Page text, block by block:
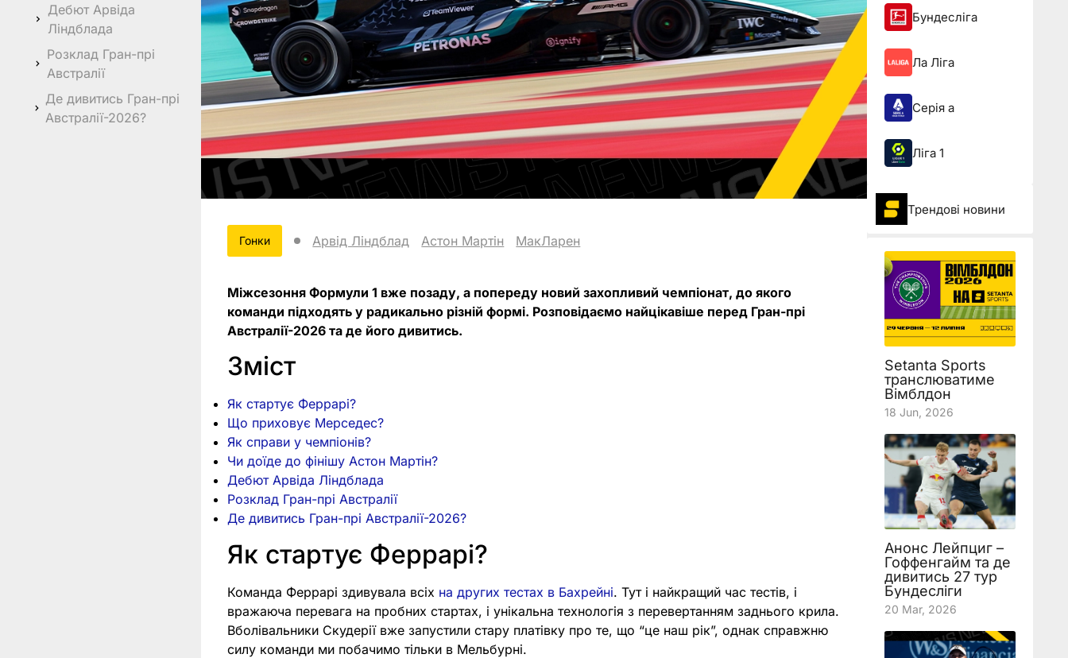
Дебют Арвіда
Ліндблада
Розклад Гран-прі
Австралії
Де дивитись Гран-прі
Австралії-2026?
Гонки Арвід Ліндблад Астон Мартін МакЛарен
Міжсезоння Формули 1 вже позаду, а попереду новий захопливий чемпіонат, до якого
команди підходять у радикально різній формі. Розповідаємо найцікавіше перед Гран-прі
Австралії-2026 та де його дивитись.
Зміст
Як стартує Феррарі?
Що приховує Мерседес?
Як справи у чемпіонів?
Чи доїде до фінішу Астон Мартін?
Дебют Арвіда Ліндблада
Розклад Гран-прі Австралії
Де дивитись Гран-прі Австралії-2026?
Як стартує Феррарі?
Команда Феррарі здивувала всіх на других тестах в Бахрейні. Тут і найкращий час тестів, і
вражаюча перевага на пробних стартах, і унікальна технологія з перевертанням заднього крила.
Вболівальники Скудерії вже запустили стару платівку про те, що “це наш рік”, однак справжню
силу команди ми побачимо тільки в Мельбурні.
Бундесліга
Ла Ліга
Серія а
Ліга 1
Трендові новини
Setanta Sports
транслюватиме
Вімблдон
18 Jun, 2026
Анонс Лейпциг –
Гоффенгайм та де
дивитись 27 тур
Бундесліги
20 Mar, 2026